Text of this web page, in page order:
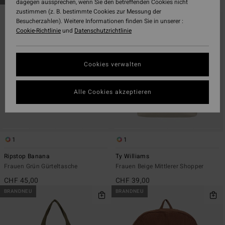
zu
Filterkriterien
springen
und
filtern
1
Ripstop Banana
Frauen Grün Gürteltasche
CHF 45,00
1
Ty Williams
Frauen Beige Mittlerer Shopper
CHF 39,00
BRANDNEU BRANDNEU
dagegen aussprechen, wenn Sie den betreffenden Cookies nicht
zustimmen (z. B. bestimmte Cookies zur Messung der
Besucherzahlen). Weitere Informationen finden Sie in unserer :
Cookie-Richtlinieund Datenschutzrichtlinie
Cookies verwalten
Alle Cookies akzeptieren